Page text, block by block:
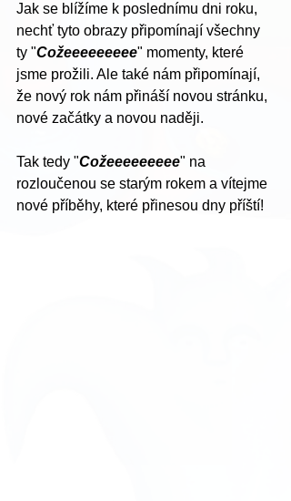
Jak se blížíme k poslednímu dni roku,
nechť tyto obrazy připomínají všechny
ty "Cožeeeeeeeee" momenty, které
jsme prožili. Ale také nám připomínají,
že nový rok nám přináší novou stránku,
nové začátky a novou naději.
Tak tedy "Cožeeeeeeeee" na
rozloučenou se starým rokem a vítejme
nové příběhy, které přinesou dny příští!